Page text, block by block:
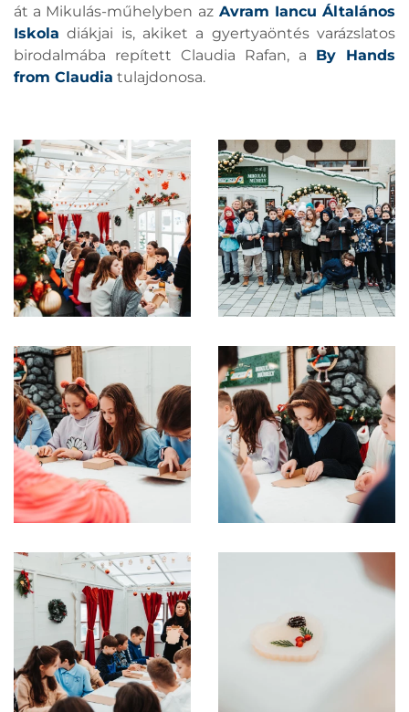
át a Mikulás-műhelyben az Avram Iancu Általános
Iskola diákjai is, akiket a gyertyaöntés varázslatos
birodalmába repített Claudia Rafan, a By Hands
from Claudia tulajdonosa.